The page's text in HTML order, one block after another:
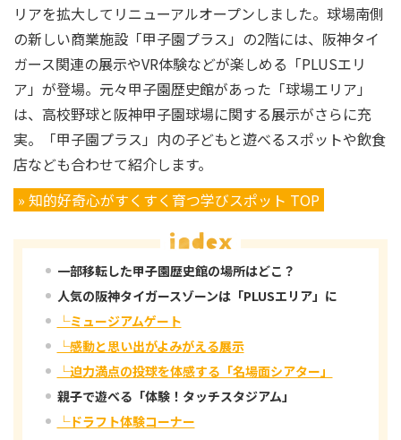
リアを拡大してリニューアルオープンしました。球場南側
の新しい商業施設「甲子園プラス」の2階には、阪神タイ
ガース関連の展示やVR体験などが楽しめる「PLUSエリ
ア」が登場。元々甲子園歴史館があった「球場エリア」
は、高校野球と阪神甲子園球場に関する展示がさらに充
実。「甲子園プラス」内の子どもと遊べるスポットや飲食
店なども合わせて紹介します。
» 知的好奇心がすくすく育つ学びスポット TOP
一部移転した甲子園歴史館の場所はどこ？
人気の阪神タイガースゾーンは「PLUSエリア」に
└ミュージアムゲート
└感動と思い出がよみがえる展示
└迫力満点の投球を体感する「名場面シアター」
親子で遊べる「体験！タッチスタジアム」
└ドラフト体験コーナー